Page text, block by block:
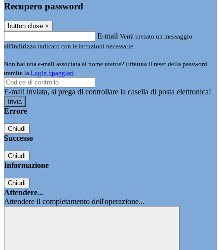
Recupero password
button close ×
E-mail Verrà inviato un messaggio
all'indirizzo indicato con le istruzioni necessarie.
Non hai una e-mail associata al nome utente? Effettua il reset della password
tramite la Login Spaggiari
E-mail inviata, si prega di controllare la casella di posta elettronica!
Errore
Chiudi
Successo
Chiudi
Informazione
Chiudi
Attendere...
Attendere il completamento dell'operazione...